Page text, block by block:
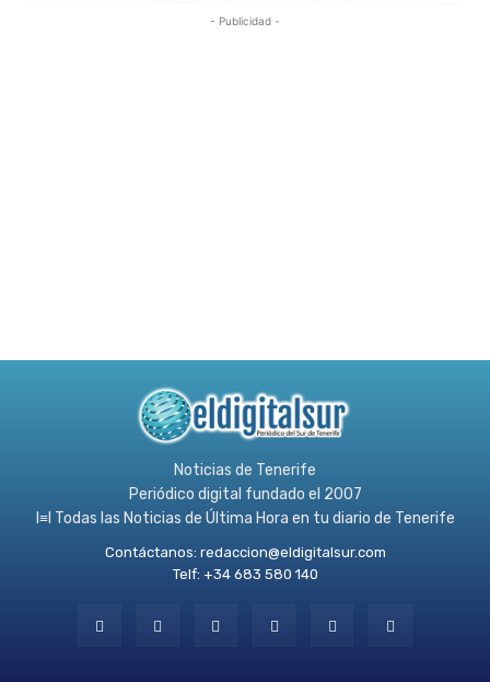
- Publicidad -
Noticias de Tenerife
Periódico digital fundado el 2007
l≡l Todas las Noticias de Última Hora en tu diario de Tenerife
Contáctanos: redaccion@eldigitalsur.com
Telf: +34 683 580 140